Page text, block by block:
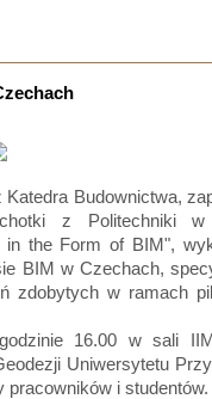
Budownictwa,
z Politechniki
the Form of BIM",
BIM w Czechach,
zdobytych w ramach
16.00 w sali
Uniwersytetu
pracowników i studentów.